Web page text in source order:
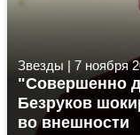
Звезды | 7 ноября
"Совершенно
Безруков
во внешности